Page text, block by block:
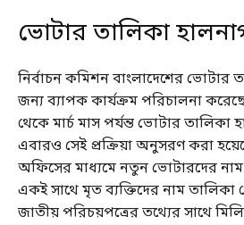
ভোটার তালিকা
নির্বাচন কমিশন বাংলাদেশের ভোটার
জন্য ব্যাপক কার্যক্রম পরিচালনা
থেকে মার্চ মাস পর্যন্ত ভোটার তালিকা
এবারও সেই প্রক্রিয়া অনুসরণ করা
অফিসের মাধ্যমে নতুন ভোটারদের নাম
একই সাথে মৃত ব্যক্তিদের নাম তালিকা
জাতীয় পরিচয়পত্রের তথ্যের সাথে